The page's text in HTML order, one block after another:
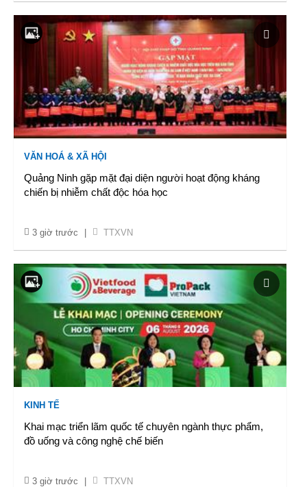
VĂN HOÁ & XÃ HỘI
Quảng Ninh gặp mặt đại diện người hoạt động kháng
chiến bị nhiễm chất độc hóa học
3 giờ trước TTXVN
KINH TẾ
Khai mạc triển lãm quốc tế chuyên ngành thực phẩm,
đồ uống và công nghệ chế biến
3 giờ trước TTXVN